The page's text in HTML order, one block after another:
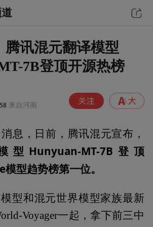
腾讯混元翻译模型
7B登顶开源热榜
来自河南
息，日前，腾讯混元宣布，
Hunyuan-MT-7B登顶
型趋势榜第一位。
型和混元世界模型家族最新
Voyager一起，拿下前三中